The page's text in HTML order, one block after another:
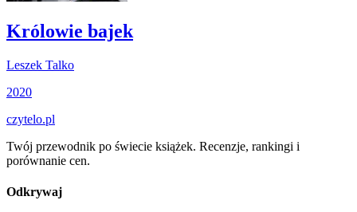
Królowie bajek
Leszek Talko
2020
czytelo.pl
Twój przewodnik po świecie książek. Recenzje, rankingi i
porównanie cen.
Odkrywaj